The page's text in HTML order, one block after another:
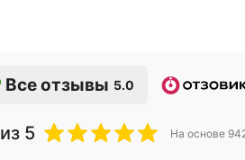
Все отзывы 5.0
из 5 На основе